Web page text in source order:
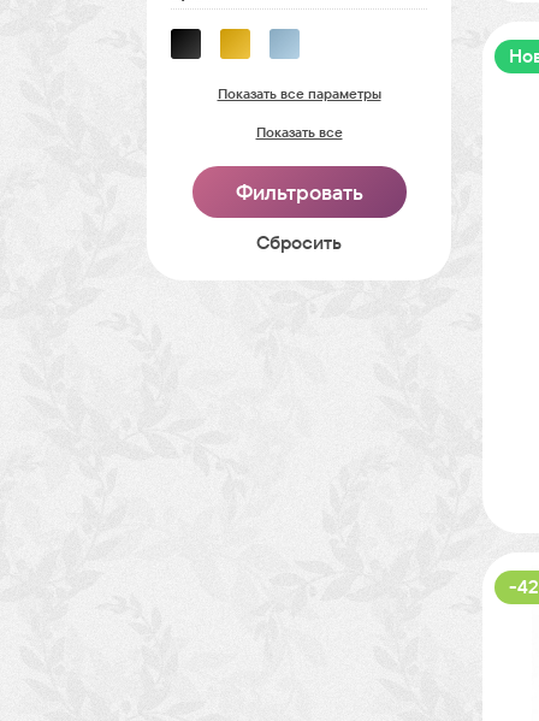
Показать все параметры
Показать все
Cбросить
-